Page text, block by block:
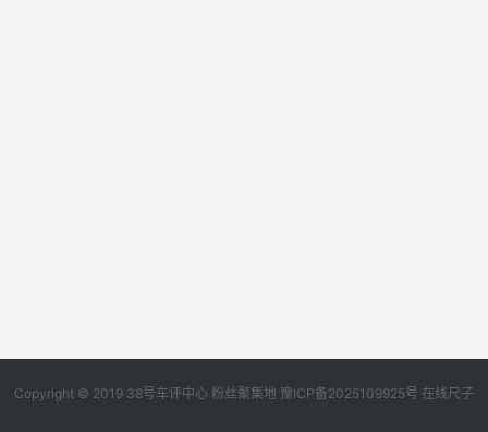
Copyright © 2019 38号车评中心 粉丝聚集地 豫ICP备2025109925号 在线尺子